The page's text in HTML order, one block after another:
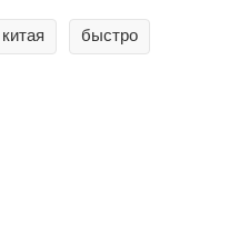
китая быстро